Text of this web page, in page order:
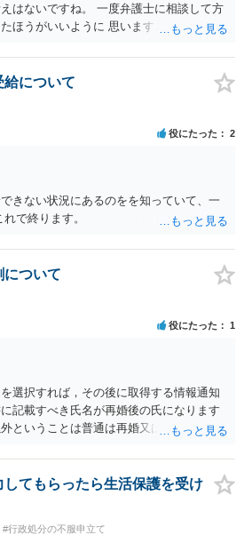
はないですね。 一度弁護士に相談して方
ほうがいいように 思います。
について
役にたった 2
きない状況にあるのをを知っていて、一
で終ります。
について
役にたった 1
選択すれば，その後に取得する情報通知
記載すべき氏名が再婚後の氏になります
ということは普通は再婚又は養子縁組し
秘匿を申し立てると，むしろ再婚したこ
ないかと思います。事案がよくわかりま
再婚前に年金分割の手続を行うのがセオ
てもらったら生活保護を受け
#行政処分の不服申立て